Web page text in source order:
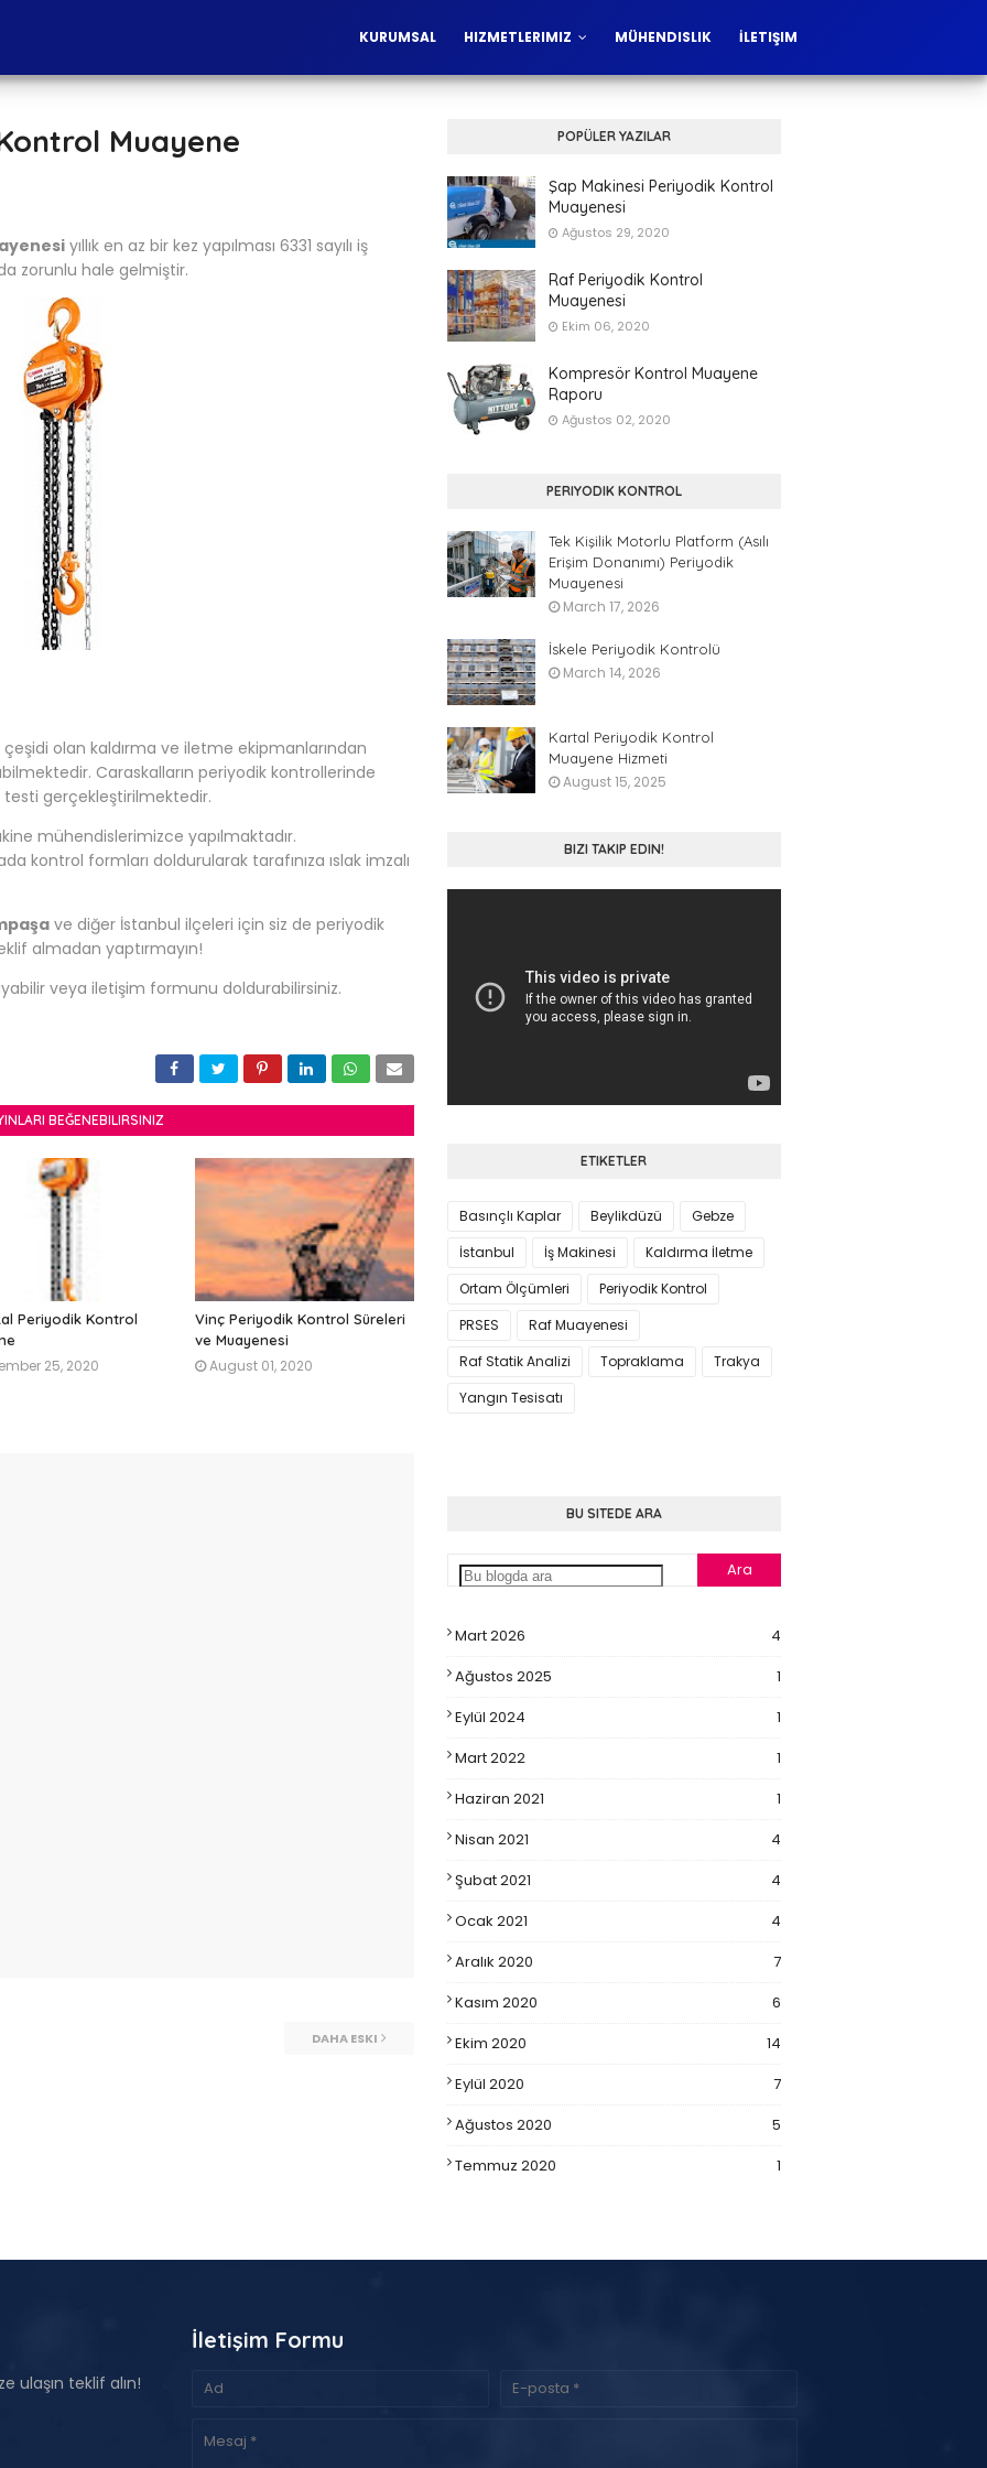
KURUMSAL HIZMETLERIMIZ MÜHENDISLIK İLETIŞIM
Muayene
yıllık en az bir kez yapılması 6331 sayılı iş
zorunlu hale gelmiştir.
olan kaldırma ve iletme ekipmanlarından
Caraskalların periyodik kontrollerinde
testi gerçekleştirilmektedir.
mühendislerimizce yapılmaktadır.
kontrol formları doldurularak tarafınıza ıslak imzalı
ve diğer İstanbul ilçeleri için siz de periyodik
almadan yaptırmayın!
veya iletişim formunu doldurabilirsiniz.
BEĞENEBILIRSINIZ
Periyodik Kontrol
25, 2020
Vinç Periyodik Kontrol Süreleri
ve Muayenesi
August 01, 2020
DAHA ESKI
POPÜLER YAZILAR
Şap Makinesi Periyodik Kontrol
Muayenesi
Ağustos 29, 2020
Raf Periyodik Kontrol
Muayenesi
Ekim 06, 2020
Kompresör Kontrol Muayene
Raporu
Ağustos 02, 2020
PERIYODIK KONTROL
Tek Kişilik Motorlu Platform (Asılı
Erişim Donanımı) Periyodik
Muayenesi
March 17, 2026
İskele Periyodik Kontrolü
March 14, 2026
Kartal Periyodik Kontrol
Muayene Hizmeti
August 15, 2025
BIZI TAKIP EDIN!
ETIKETLER
Basınçlı Kaplar Beylikdüzü
Gebze
İstanbul
İş Makinesi
Kaldırma İletme
Ortam Ölçümleri
Periyodik Kontrol
PRSES
Raf Muayenesi
Raf Statik Analizi
Topraklama
Trakya
Yangın Tesisatı
BU SITEDE ARA
Mart 2026
4
Ağustos 2025
1
Eylül 2024
1
Mart 2022
1
Haziran 2021
1
Nisan 2021
4
Şubat 2021
4
Ocak 2021
4
Aralık 2020
7
Kasım 2020
6
Ekim 2020
14
Eylül 2020
7
Ağustos 2020
5
Temmuz 2020
1
ulaşın teklif alın!
İletişim Formu